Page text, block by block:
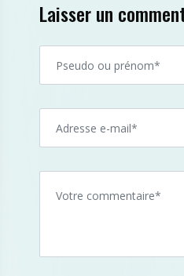
Laisser un